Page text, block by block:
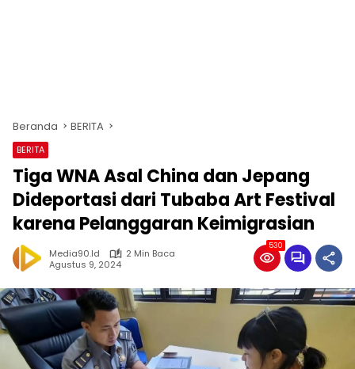
Beranda BERITA
BERITA
Tiga WNA Asal China dan Jepang
Dideportasi dari Tubaba Art Festival
karena Pelanggaran Keimigrasian
Media90.id
2 Min Baca
Agustus 9, 2024
530